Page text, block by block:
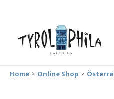
Home Online Shop